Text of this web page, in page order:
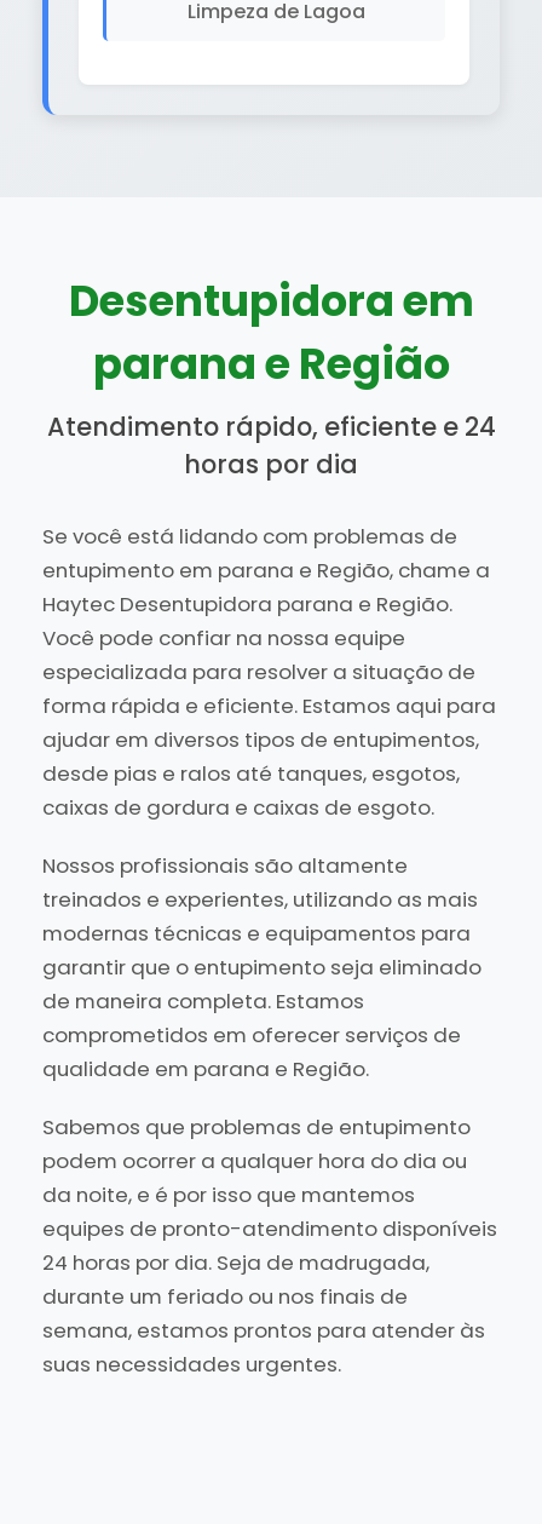
Limpeza de Lagoa
Desentupidora em
parana e Região
Atendimento rápido, eficiente e 24
horas por dia
Se você está lidando com problemas de
entupimento em parana e Região, chame a
Haytec Desentupidora parana e Região.
Você pode confiar na nossa equipe
especializada para resolver a situação de
forma rápida e eficiente. Estamos aqui para
ajudar em diversos tipos de entupimentos,
desde pias e ralos até tanques, esgotos,
caixas de gordura e caixas de esgoto.
Nossos profissionais são altamente
treinados e experientes, utilizando as mais
modernas técnicas e equipamentos para
garantir que o entupimento seja eliminado
de maneira completa. Estamos
comprometidos em oferecer serviços de
qualidade em parana e Região.
Sabemos que problemas de entupimento
podem ocorrer a qualquer hora do dia ou
da noite, e é por isso que mantemos
equipes de pronto-atendimento disponíveis
24 horas por dia. Seja de madrugada,
durante um feriado ou nos finais de
semana, estamos prontos para atender às
suas necessidades urgentes.